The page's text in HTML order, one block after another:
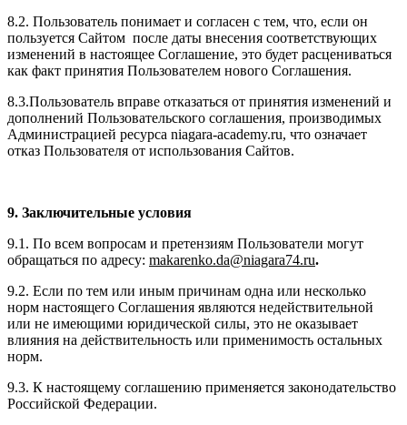
8.2. Пользователь понимает и согласен с тем, что, если он
пользуется Сайтом после даты внесения соответствующих
изменений в настоящее Соглашение, это будет расцениваться
как факт принятия Пользователем нового Соглашения.
8.3.Пользователь вправе отказаться от принятия изменений и
дополнений Пользовательского соглашения, производимых
Администрацией ресурса niagara-academy.ru, что означает
отказ Пользователя от использования Сайтов.
9. Заключительные условия
9.1. По всем вопросам и претензиям Пользователи могут
обращаться по адресу: makarenko.da@niagara74.ru.
9.2. Если по тем или иным причинам одна или несколько
норм настоящего Соглашения являются недействительной
или не имеющими юридической силы, это не оказывает
влияния на действительность или применимость остальных
норм.
9.3. К настоящему соглашению применяется законодательство
Российской Федерации.